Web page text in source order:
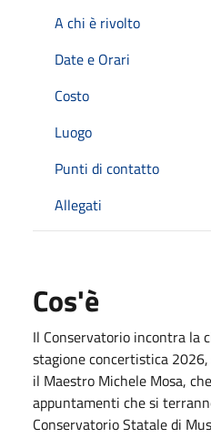
A chi è rivolto
Date e Orari
Costo
Luogo
Punti di contatto
Allegati
Cos'è
Il Conservatorio incontra la
stagione concertistica
il Maestro Michele Mosa,
appuntamenti che si
Conservatorio Statale di